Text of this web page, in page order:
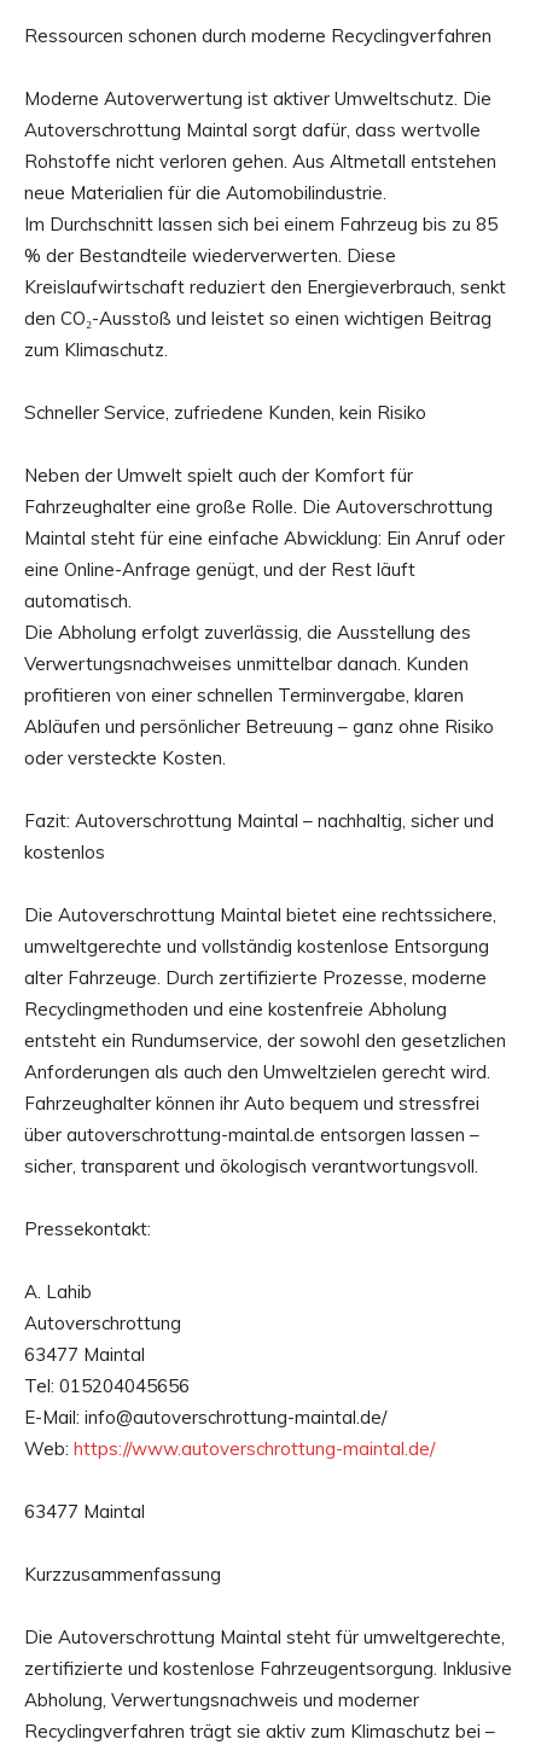
Ressourcen schonen durch moderne Recyclingverfahren
Moderne Autoverwertung ist aktiver Umweltschutz. Die
Autoverschrottung Maintal sorgt dafür, dass wertvolle
Rohstoffe nicht verloren gehen. Aus Altmetall entstehen
neue Materialien für die Automobilindustrie.
Im Durchschnitt lassen sich bei einem Fahrzeug bis zu 85
% der Bestandteile wiederverwerten. Diese
Kreislaufwirtschaft reduziert den Energieverbrauch, senkt
den CO₂-Ausstoß und leistet so einen wichtigen Beitrag
zum Klimaschutz.
Schneller Service, zufriedene Kunden, kein Risiko
Neben der Umwelt spielt auch der Komfort für
Fahrzeughalter eine große Rolle. Die Autoverschrottung
Maintal steht für eine einfache Abwicklung: Ein Anruf oder
eine Online-Anfrage genügt, und der Rest läuft
automatisch.
Die Abholung erfolgt zuverlässig, die Ausstellung des
Verwertungsnachweises unmittelbar danach. Kunden
profitieren von einer schnellen Terminvergabe, klaren
Abläufen und persönlicher Betreuung – ganz ohne Risiko
oder versteckte Kosten.
Fazit: Autoverschrottung Maintal – nachhaltig, sicher und
kostenlos
Die Autoverschrottung Maintal bietet eine rechtssichere,
umweltgerechte und vollständig kostenlose Entsorgung
alter Fahrzeuge. Durch zertifizierte Prozesse, moderne
Recyclingmethoden und eine kostenfreie Abholung
entsteht ein Rundumservice, der sowohl den gesetzlichen
Anforderungen als auch den Umweltzielen gerecht wird.
Fahrzeughalter können ihr Auto bequem und stressfrei
über autoverschrottung-maintal.de entsorgen lassen –
sicher, transparent und ökologisch verantwortungsvoll.
Pressekontakt:
A. Lahib
Autoverschrottung
63477 Maintal
Tel: 015204045656
E-Mail: info@autoverschrottung-maintal.de/
Web: https://www.autoverschrottung-maintal.de/
63477 Maintal
Kurzzusammenfassung
Die Autoverschrottung Maintal steht für umweltgerechte,
zertifizierte und kostenlose Fahrzeugentsorgung. Inklusive
Abholung, Verwertungsnachweis und moderner
Recyclingverfahren trägt sie aktiv zum Klimaschutz bei –